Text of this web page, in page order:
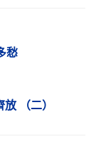
愁
（二）